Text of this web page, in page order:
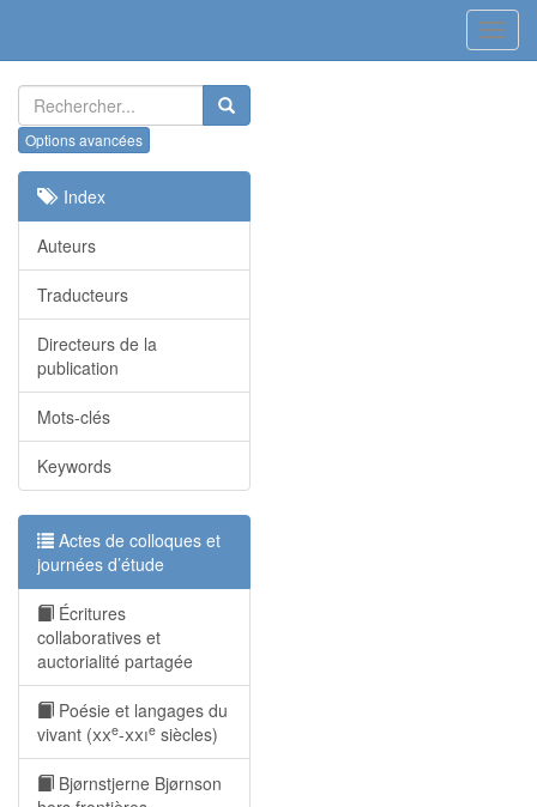
Index
Auteurs
Traducteurs
Directeurs de la
publication
Mots-clés
Keywords
Actes de colloques et
journées d’étude
Écritures
collaboratives et
auctorialité partagée
Poésie et langages du
vivant (xxe-xxie siècles)
Bjørnstjerne Bjørnson